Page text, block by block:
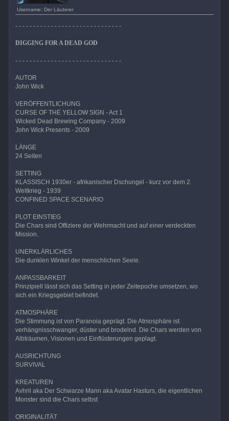
Username: Der Läuterer
- - - - - - - - - - - - - - - - - - - - - - - - - - - - - -
DIGGING FOR A DEAD GOD
- - - - - - - - - - - - - - - - - - - - - - - - - - - - - -
AUTOR
John Wick
VERÖFFENTLICHUNG
CURSE OF THE YELLOW SIGN - Act 1
Wicked Dead Brewing Company - 2009
John Wick Presents - 2009
LÄNGE
24 Seiten
SETTING
KLASSISCH 1930er - afrikanischer Dschungel - kurz vor dem 2.
Weltkrieg - 1939
CONFINED SPACE SCENARIO
PLOT EINSTIEG
Die Chars sind Offiziere der Wehrmacht und auf einer verdeckten
Mission.
UNERKLÄRLICHES
Die dunklen Winkel der menschlichen Seele.
ANPASSBARKEIT
Prinzipiell lässt sich das Setting in jeder Zeitepoche umsetzen, wo
sich ein Kriegsgebiet befindet.
ATMOSPHÄRE
Die Stimmung ist von Paranoia geprägt. Die Atmosphäre ist
verhängnisschwanger, düster und brodelnd. Die Chars werden von
Albträumen, Visionen und Einflüsterungen geplagt.
AUSRICHTUNG
SURVIVAL
KREATUREN
Avhril aka Der Schwarze Mann aka Avatar Hasturs, die eigentlichen
Monster sind die Chars selbst
ORIGINALITÄT